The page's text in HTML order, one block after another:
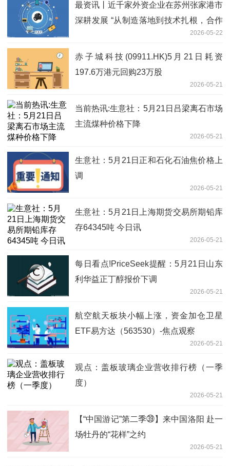
最资讯丨近千家外资企业在苏州张家港市
深耕发展 “从制造落地到技术扎根，合作
2026-05-22
赤子城科技(09911.HK)5月21日耗资
197.6万港元回购23万股
2026-05-21
当前热讯:生意社：5月21日吕梁离石市场
主流煤种价格下降
2026-05-21
生意社：5月21日正和石化石油焦价格上
调
2026-05-21
生意社：5月21日上海期货交易所期铅库
存64345吨 今日讯
2026-05-21
每日看点!PriceSeek提醒：5月21日山东
利华益正丁醇报价下调
2026-05-21
航空航天板块小幅上涨，资金加仓卫星
ETF易方达（563530）-焦点观察
2026-05-21
观点：盖板玻璃企业营收排行榜（一季
度）
2026-05-21
【“中国游记”第二季㊴】来中国洛阳 赴一
场牡丹的“花样”之约
2026-05-21